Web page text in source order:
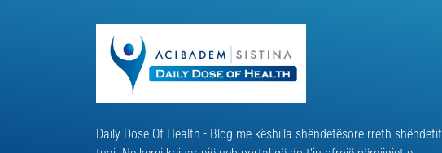
Daily Dose Of Health - Blog me këshilla shëndetësore rreth shëndetit